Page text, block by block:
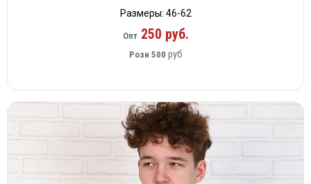
Размеры: 46-62
Опт250 руб.
Розн 500 руб